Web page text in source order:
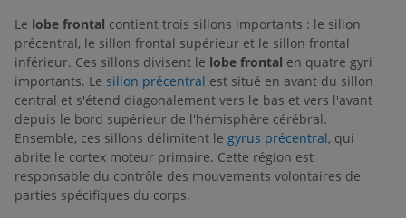
Le lobe frontal contient trois sillons importants : le sillon
précentral, le sillon frontal supérieur et le sillon frontal
inférieur. Ces sillons divisent le lobe frontal en quatre gyri
importants. Le sillon précentral est situé en avant du sillon
central et s'étend diagonalement vers le bas et vers l'avant
depuis le bord supérieur de l'hémisphère cérébral.
Ensemble, ces sillons délimitent le gyrus précentral, qui
abrite le cortex moteur primaire. Cette région est
responsable du contrôle des mouvements volontaires de
parties spécifiques du corps.